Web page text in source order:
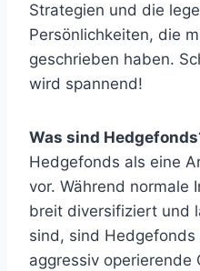
Strategien und die
Persönlichkeiten, die
geschrieben haben.
wird spannend!
Was sind
Hedgefonds als eine
vor. Während normale
breit diversifiziert und
sind, sind
aggressiv operierende